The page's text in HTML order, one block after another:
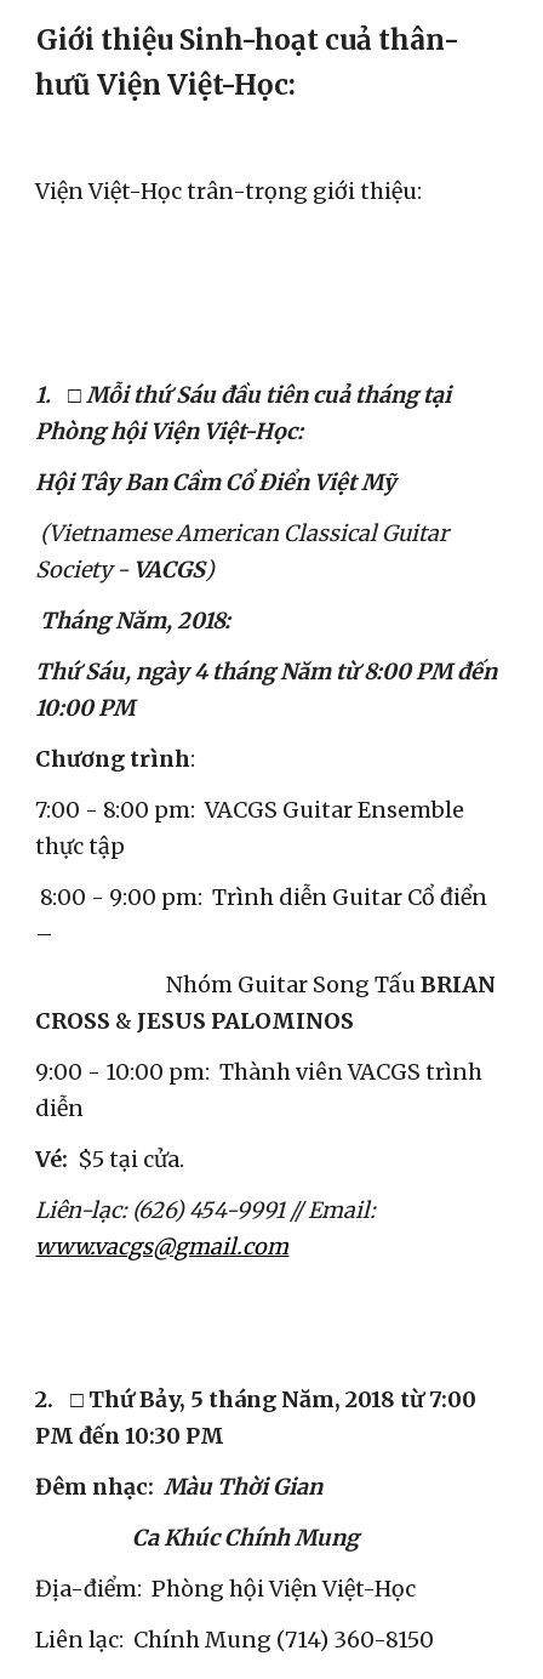
Giới thiệu Sinh-hoạt cuả thân-
hưũ Viện Việt-Học:
Viện Việt-Học trân-trọng giới thiệu:
1.
□ Mỗi thứ Sáu đầu tiên cuả tháng tại
Phòng hội Viện Việt-Học:
Hội Tây Ban Cầm Cổ Điển Việt Mỹ
(Vietnamese American Classical Guitar
Society - VACGS)
Tháng Năm, 2018:
Thứ Sáu, ngày 4 tháng Năm từ 8:00 PM đến
10:00 PM
Chương trình:
7:00 - 8:00 pm:  VACGS Guitar Ensemble
thực tập
–
                           Nhóm Guitar Song Tấu
BRIAN
CROSS & JESUS PALOMINOS
​9:00 - 10:00 pm:  Thành viên VACGS trình
diễn
​Vé: $5 tại cửa.
Liên-lạc: (626) 454-9991 // Email:
www.vacgs@gmail.com
2. □ Thứ Bảy, 5 tháng Năm, 2018 từ 7:00
PM đến 10:30 PM
Đêm nhạc:
  Màu Thời Gian
                    Ca Khúc Chính Mung
Địa-điểm:  Phòng hội Viện Việt-Học
Liên lạc:  Chính Mung (714) 360-8150